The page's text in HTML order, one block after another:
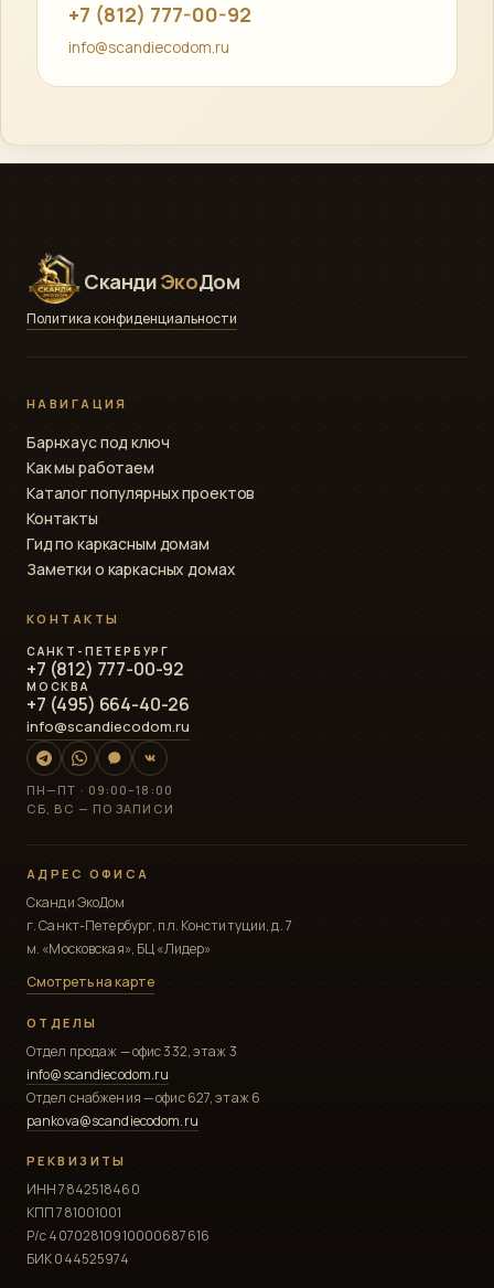
+7 (812) 777-00-92
info@scandiecodom.ru
СкандиЭкоДом
Политика конфиденциальности
НАВИГАЦИЯ
Барнхаус под ключ
Как мы работаем
Каталог популярных проектов
Контакты
Гид по каркасным домам
Заметки о каркасных домах
КОНТАКТЫ
САНКТ-ПЕТЕРБУРГ
+7 (812) 777-00-92
МОСКВА
+7 (495) 664-40-26
info@scandiecodom.ru
ПН—ПТ · 09:00–18:00
СБ, ВС — ПО ЗАПИСИ
АДРЕС ОФИСА
Сканди ЭкоДом
г. Санкт-Петербург, пл. Конституции, д. 7
м. «Московская», БЦ «Лидер»
Смотреть на карте
ОТДЕЛЫ
Отдел продаж — офис 332, этаж 3
info@scandiecodom.ru
Отдел снабжения — офис 627, этаж 6
pankova@scandiecodom.ru
РЕКВИЗИТЫ
ИНН 7842518460
КПП 781001001
Р/с 40702810910000687616
БИК 044525974